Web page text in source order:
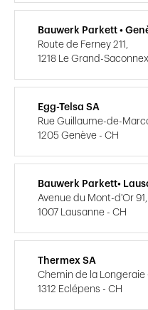
Bauwerk Parkett •
Route de Ferney 211,
1218 Le Grand-
Egg-Telsa SA
Rue Guillaume-de-
1205 Genève - CH
Bauwerk Parkett•
Avenue du Mont-d'Or 91,
1007 Lausanne - CH
Thermex SA
Chemin de la Longeraie
1312 Eclépens - CH